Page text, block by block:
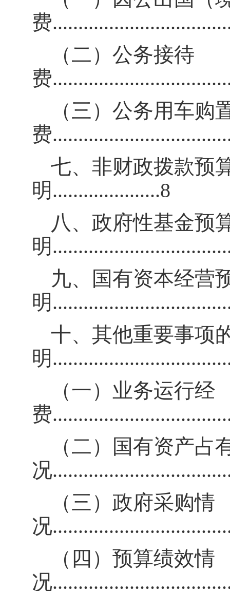
费
（二）公务接待
费
（三）公务用车购
费
七、非财政拨款预
明.....................8
八、政府性基金预
明
九、国有资本经营
明
十、其他重要事项
明
（一）业务运行经
费
（二）国有资产占
况
（三）政府采购情
况
（四）预算绩效情
况